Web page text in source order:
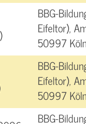
BBG-
Eifeltor),
50997
BBG-
Eifeltor),
50997
BBG-